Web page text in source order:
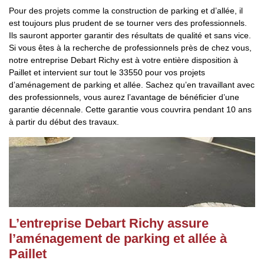
Pour des projets comme la construction de parking et d’allée, il
est toujours plus prudent de se tourner vers des professionnels.
Ils sauront apporter garantir des résultats de qualité et sans vice.
Si vous êtes à la recherche de professionnels près de chez vous,
notre entreprise Debart Richy est à votre entière disposition à
Paillet et intervient sur tout le 33550 pour vos projets
d’aménagement de parking et allée. Sachez qu’en travaillant avec
des professionnels, vous aurez l’avantage de bénéficier d’une
garantie décennale. Cette garantie vous couvrira pendant 10 ans
à partir du début des travaux.
L’entreprise Debart Richy assure
l’aménagement de parking et allée à
Paillet